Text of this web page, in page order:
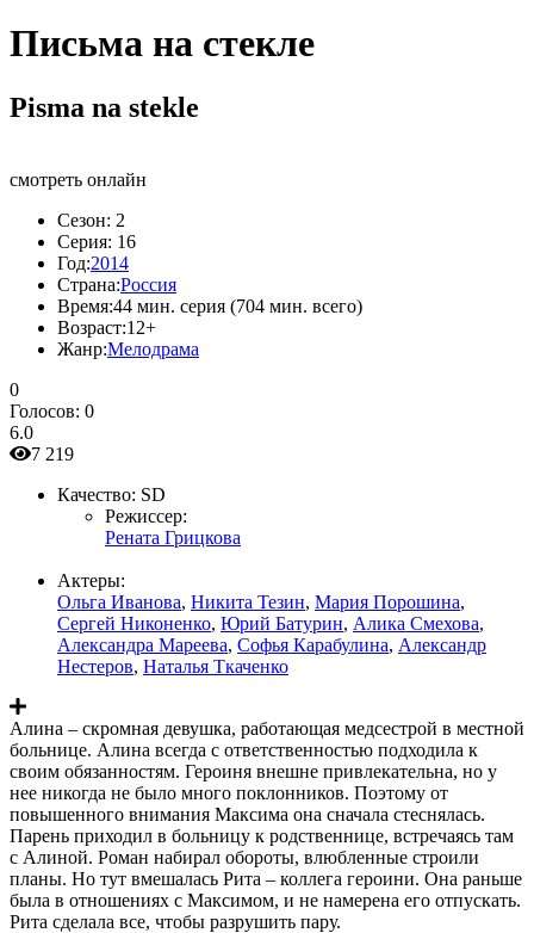
Письма на стекле
Pisma na stekle
смотреть онлайн
Сезон: 2
Серия: 16
Год:2014
Страна:Россия
Время:44 мин. серия (704 мин. всего)
Возраст:12+
Жанр:Мелодрама
0
Голосов: 0
6.0
7 219
Качество: SD
Режиссер:
Рената Грицкова
Актеры:
Ольга Иванова, Никита Тезин, Мария Порошина,
Сергей Никоненко, Юрий Батурин, Алика Смехова,
Александра Мареева, Софья Карабулина, Александр
Нестеров, Наталья Ткаченко
Алина – скромная девушка, работающая медсестрой в местной
больнице. Алина всегда с ответственностью подходила к
своим обязанностям. Героиня внешне привлекательна, но у
нее никогда не было много поклонников. Поэтому от
повышенного внимания Максима она сначала стеснялась.
Парень приходил в больницу к родственнице, встречаясь там
с Алиной. Роман набирал обороты, влюбленные строили
планы. Но тут вмешалась Рита – коллега героини. Она раньше
была в отношениях с Максимом, и не намерена его отпускать.
Рита сделала все, чтобы разрушить пару.